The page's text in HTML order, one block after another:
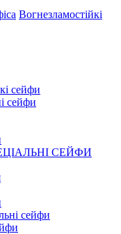
Вогнезламостійкі
сейфи
сейфи
сейфи